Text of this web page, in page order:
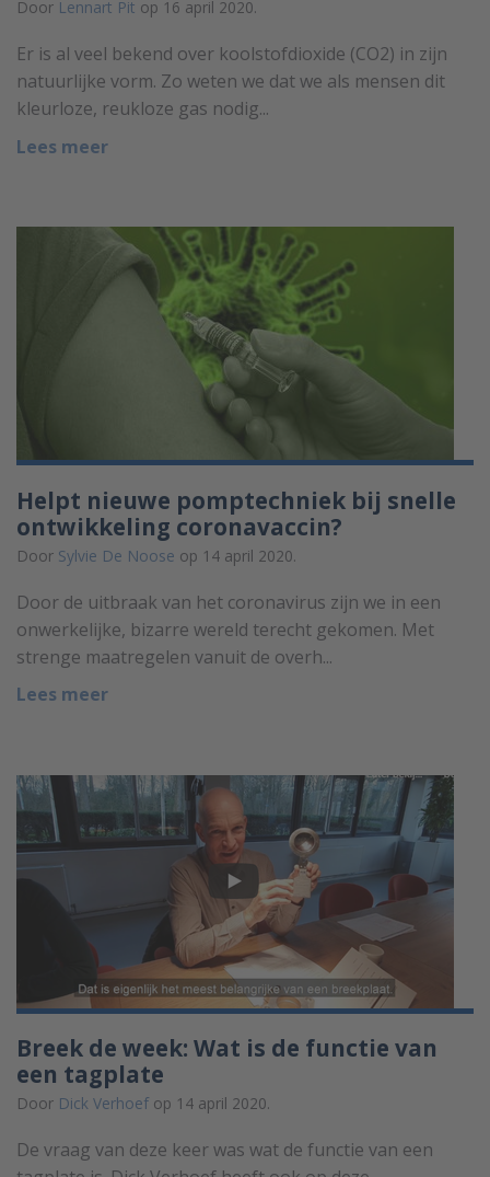
Door Lennart Pit op 16 april 2020.
Er is al veel bekend over koolstofdioxide (CO2) in zijn
natuurlijke vorm. Zo weten we dat we als mensen dit
kleurloze, reukloze gas nodig...
Lees meer
Helpt nieuwe pomptechniek bij snelle
ontwikkeling coronavaccin?
Door Sylvie De Noose op 14 april 2020.
Door de uitbraak van het coronavirus zijn we in een
onwerkelijke, bizarre wereld terecht gekomen. Met
strenge maatregelen vanuit de overh...
Lees meer
Breek de week: Wat is de functie van
een tagplate
Door Dick Verhoef op 14 april 2020.
De vraag van deze keer was wat de functie van een